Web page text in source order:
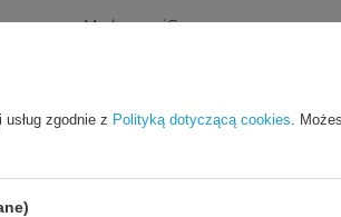
Marka iCarer
na terenie UE
zgodnie z Polityką dotyczącą cookies.